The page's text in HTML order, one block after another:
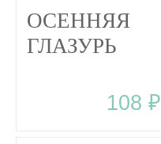
ОСЕННЯЯ
ГЛАЗУРЬ
108 ₽